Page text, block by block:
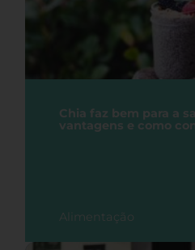
Chia faz bem para a
vantagens e como
Alimentação